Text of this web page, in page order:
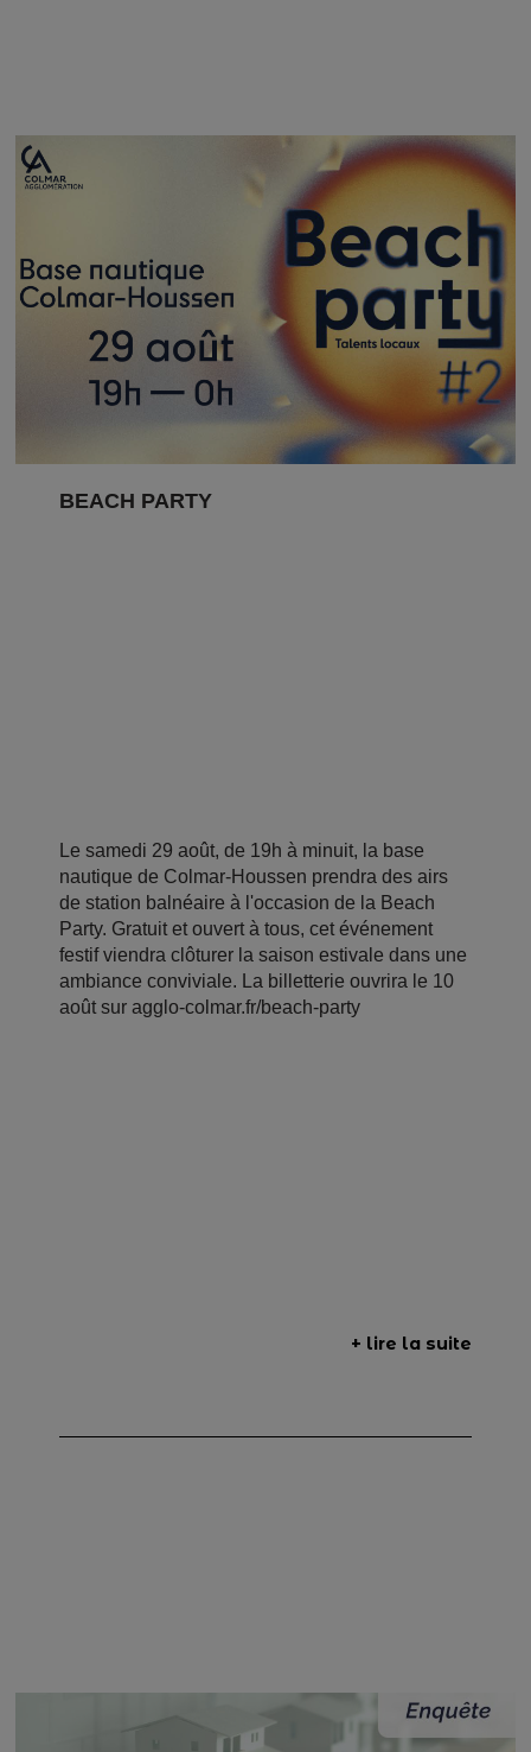
BEACH PARTY
Le samedi 29 août, de 19h à minuit, la base
nautique de Colmar-Houssen prendra des airs
de station balnéaire à l'occasion de la Beach
Party. Gratuit et ouvert à tous, cet événement
festif viendra clôturer la saison estivale dans une
ambiance conviviale. La billetterie ouvrira le 10
août sur agglo-colmar.fr/beach-party
+ lire la suite